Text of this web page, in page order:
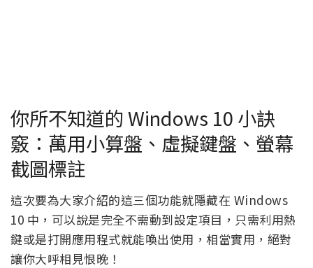
你所不知道的 Windows 10 小訣
竅：萬用小算盤、虛擬鍵盤、螢幕
截圖標註
這次要為大家介紹的這三個功能就隱藏在 Windows
10 中，可以說是完全不需動到設定項目，只需利用熱
鍵或是打開應用程式就能喚出使用，相當實用，絕對
讓你大呼相見恨晚！